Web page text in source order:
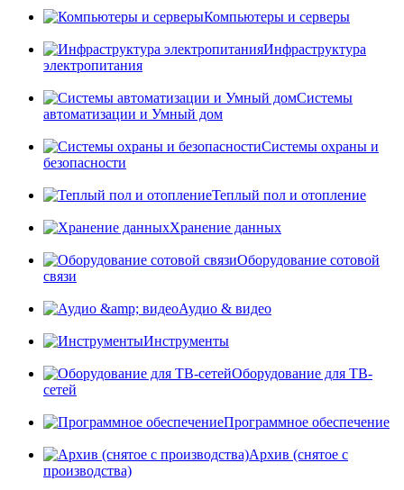
Компьютеры и серверы
Инфраструктура
электропитания
Системы
автоматизации и Умный дом
Системы охраны и
безопасности
Теплый пол и отопление
Хранение данных
Оборудование сотовой
связи
Аудио & видео
Инструменты
Оборудование для ТВ-
сетей
Программное обеспечение
Архив (снятое с
производства)